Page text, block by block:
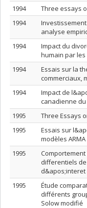
1994
Three essays
1994
analyse
1994
Impact du
humain par
1994
Essais sur la
commerciaux,
1994
Impact de
canadienne
1995
Three Essays
1995
Essais sur
modèles
1995
Comportement
differentiels
d&apos;interet
1995
Étude
différents
Solow modifié